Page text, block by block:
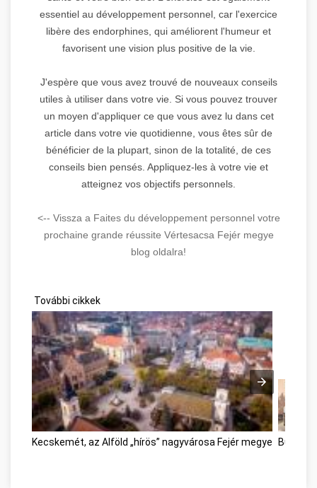
essentiel au développement personnel, car l'exercice
libère des endorphines, qui améliorent l'humeur et
favorisent une vision plus positive de la vie.
J'espère que vous avez trouvé de nouveaux conseils
utiles à utiliser dans votre vie. Si vous pouvez trouver
un moyen d'appliquer ce que vous avez lu dans cet
article dans votre vie quotidienne, vous êtes sûr de
bénéficier de la plupart, sinon de la totalité, de ces
conseils bien pensés. Appliquez-les à votre vie et
atteignez vos objectifs personnels.
<-- Vissza a Faites du développement personnel votre
prochaine grande réussite Vértesacsa Fejér megye
blog oldalra!
További cikkek
Kecskemét, az Alföld „hírös” nagyvárosa Fejér megye Bútor